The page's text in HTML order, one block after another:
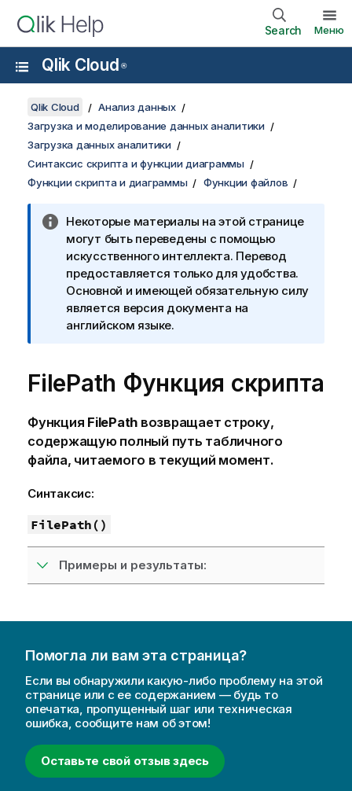
Search Меню
Qlik Cloud ®
Qlik Cloud
Анализ данных
Загрузка и моделирование данных аналитики
Загрузка данных аналитики
Синтаксис скрипта и функции диаграммы
Функции скрипта и диаграммы
Функции файлов
Некоторые материалы на этой странице
могут быть переведены с помощью
искусственного интеллекта. Перевод
предоставляется только для удобства.
Основной и имеющей обязательную силу
является версия документа на
английском языке.
FilePath Функция скрипта
Функция FilePath возвращает строку,
содержащую полный путь табличного
файла, читаемого в текущий момент.
Синтаксис:
FilePath()
Примеры и результаты:
Помогла ли вам эта страница?
Если вы обнаружили какую-либо проблему на этой
странице или с ее содержанием — будь то
опечатка, пропущенный шаг или техническая
ошибка, сообщите нам об этом!
Оставьте свой отзыв здесь